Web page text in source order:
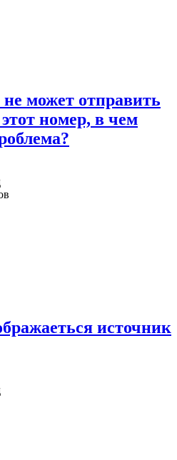
не может отправить
номер, в чем
источник